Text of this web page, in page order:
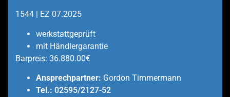
1544 | EZ 07.2025
werkstattgeprüft
mit Händlergarantie
Barpreis: 36.880.00€
Ansprechpartner: Gordon Timmermann
Tel.: 02595/2127-52